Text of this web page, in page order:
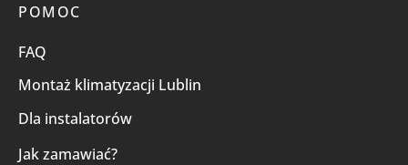
POMOC
FAQ
Montaż klimatyzacji Lublin
Dla instalatorów
Jak zamawiać?